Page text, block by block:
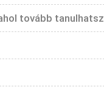
tovább tanulhatsz